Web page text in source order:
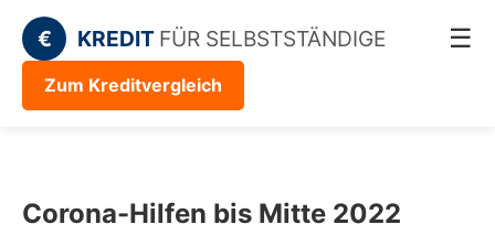
€ KREDIT FÜR SELBSTSTÄNDIGE ☰
Zum Kreditvergleich
Corona-Hilfen bis Mitte 2022